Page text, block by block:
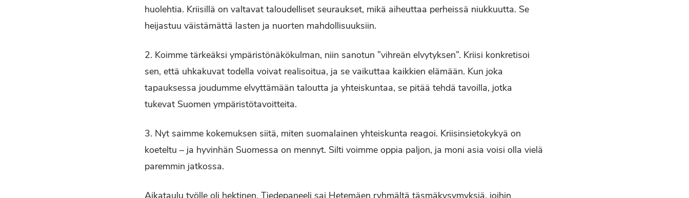
huolehtia. Kriisillä on valtavat taloudelliset seuraukset, mikä aiheuttaa perheissä niukkuutta. Se
heijastuu väistämättä lasten ja nuorten mahdollisuuksiin.
2. Koimme tärkeäksi ympäristönäkökulman, niin sanotun ”vihreän elvytyksen”. Kriisi konkretisoi
sen, että uhkakuvat todella voivat realisoitua, ja se vaikuttaa kaikkien elämään. Kun joka
tapauksessa joudumme elvyttämään taloutta ja yhteiskuntaa, se pitää tehdä tavoilla, jotka
tukevat Suomen ympäristötavoitteita.
3. Nyt saimme kokemuksen siitä, miten suomalainen yhteiskunta reagoi. Kriisinsietokykyä on
koeteltu – ja hyvinhän Suomessa on mennyt. Silti voimme oppia paljon, ja moni asia voisi olla vielä
paremmin jatkossa.
Aikataulu työlle oli hektinen. Tiedepaneeli sai Hetemäen ryhmältä täsmäkysymyksiä, joihin